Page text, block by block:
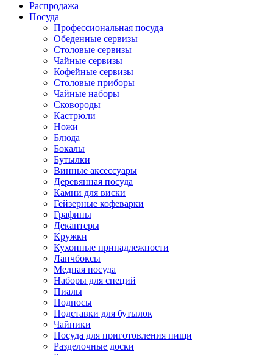
Распродажа
Посуда
Профессиональная посуда
Обеденные сервизы
Столовые сервизы
Чайные сервизы
Кофейные сервизы
Столовые приборы
Чайные наборы
Сковороды
Кастрюли
Ножи
Блюда
Бокалы
Бутылки
Винные аксессуары
Деревянная посуда
Камни для виски
Гейзерные кофеварки
Графины
Декантеры
Кружки
Кухонные принадлежности
Ланчбоксы
Медная посуда
Наборы для специй
Пиалы
Подносы
Подставки для бутылок
Чайники
Посуда для приготовления пищи
Разделочные доски